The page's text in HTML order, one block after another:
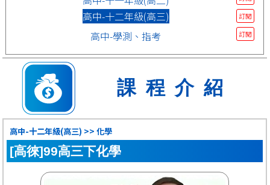
高中-十二年級(高三) 訂閱
高中-學測、指考 訂閱
課程介紹
高中-十二年級(高三) >> 化學
[高徠]99高三下化學